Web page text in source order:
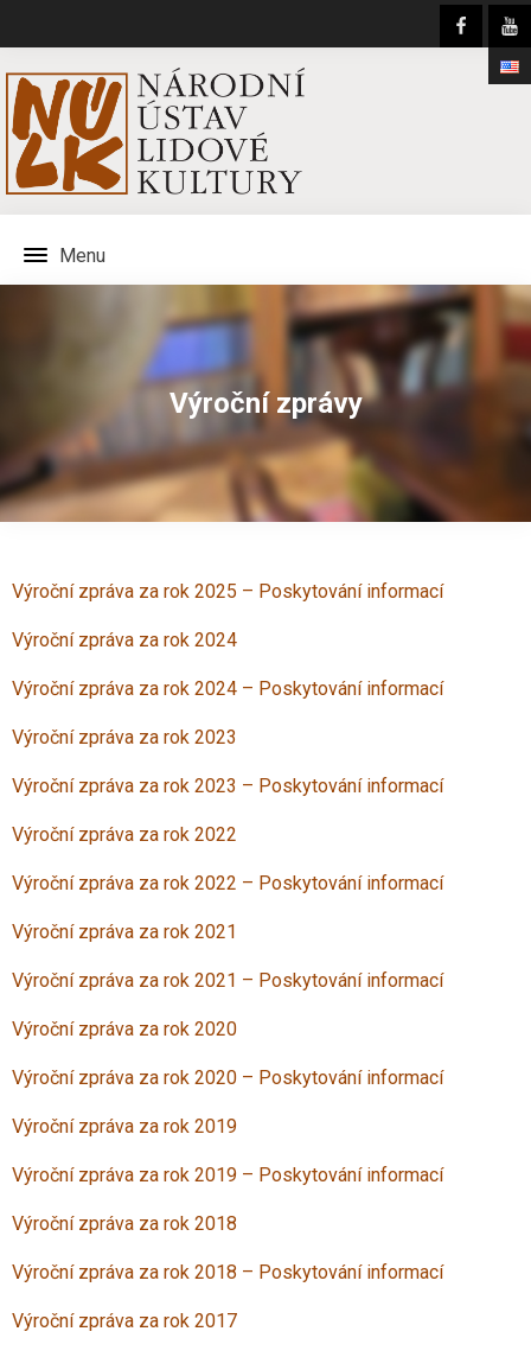
Menu
Výroční zprávy
Výroční zpráva za rok 2025 – Poskytování informací
Výroční zpráva za rok 2024
Výroční zpráva za rok 2024 – Poskytování informací
Výroční zpráva za rok 2023
Výroční zpráva za rok 2023 – Poskytování informací
Výroční zpráva za rok 2022
Výroční zpráva za rok 2022 – Poskytování informací
Výroční zpráva za rok 2021
Výroční zpráva za rok 2021 – Poskytování informací
Výroční zpráva za rok 2020
Výroční zpráva za rok 2020 – Poskytování informací
Výroční zpráva za rok 2019
Výroční zpráva za rok 2019 – Poskytování informací
Výroční zpráva za rok 2018
Výroční zpráva za rok 2018 – Poskytování informací
Výroční zpráva za rok 2017